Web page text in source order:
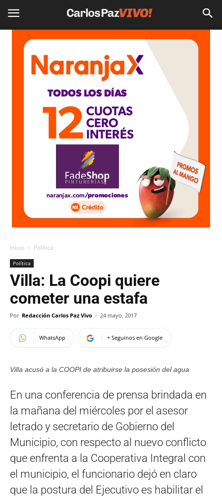
Inicio Política
Política
Villa: La Coopi quiere
cometer una estafa
Por Redacción Carlos Paz Vivo - 24 mayo, 2017
WhatsApp + Seguinos en Google
Villa acusó a la COOPI de atribuirse la posesión del agua
En una conferencia de prensa brindada en
la mañana del miércoles por el asesor
letrado y secretario de Gobierno del
Municipio, con respecto al nuevo conflicto
que enfrenta a la Cooperativa Integral con
el municipio, el funcionario dejó en claro
que la postura del Ejecutivo es habilitar el